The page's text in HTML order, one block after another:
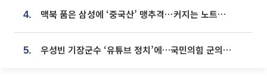
4. 맥북 품은 삼성에 ‘중국산’ 맹추격⋯커지는 노트북 OLED 시장
5. 우성빈 기장군수 ‘유튜브 정치’에…국민의힘 군의원들 집단 반발